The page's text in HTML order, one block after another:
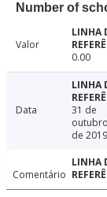
Number of
Valor
0.00
Data
31 de
outubro
de 2019
Comentário